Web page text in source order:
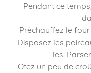
Pendant ce
Préchauffez le four
Disposez les
les.
Otez un peu de